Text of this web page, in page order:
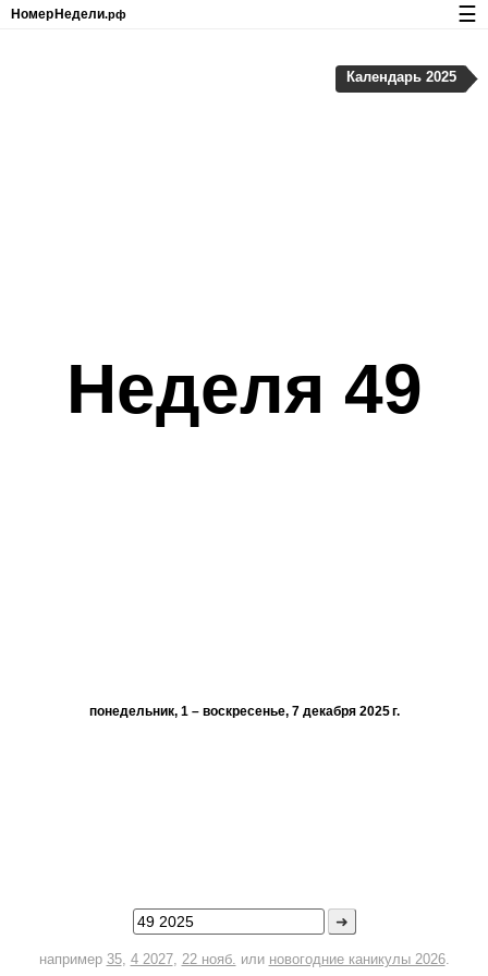
Неделя 49
понедельник, 1 – воскресенье, 7 декабря 2025 г.
➜
например 35, 4 2027, 22 нояб. или новогодние каникулы 2026.
Календарь 2025
Номер Недели.рф ☰